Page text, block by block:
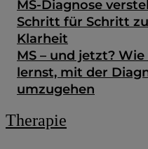
MS-Diagnose
Schritt für Schritt zu
Klarheit
MS – und jetzt? Wie
lernst, mit der
umzugehen
Therapie